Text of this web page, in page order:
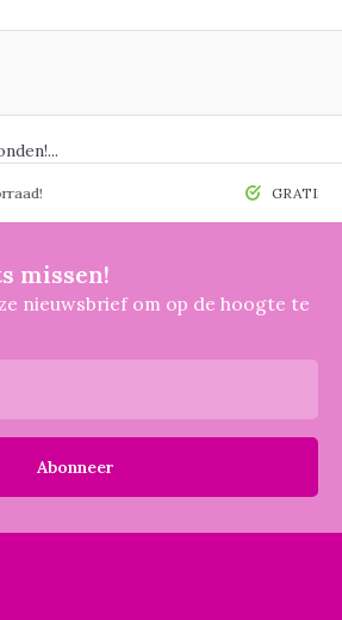
GRATIS
missen!
nieuwsbrief om op de hoogte te
Abonneer